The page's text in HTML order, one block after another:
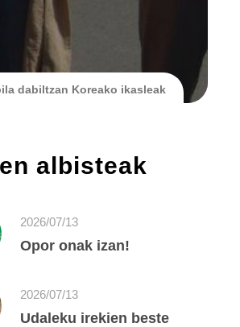
dabiltzan Koreako ikasleak
albisteak
2026/07/13
Opor onak izan!
2026/07/13
Udaleku irekien beste